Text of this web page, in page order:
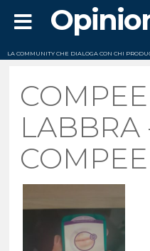
LA COMMUNITY CHE DIALOGA CON CHI
LABBRA